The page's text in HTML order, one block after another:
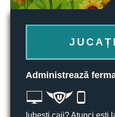
Administrează
Iubești caii? Atunci ești